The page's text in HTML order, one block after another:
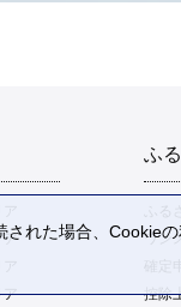
ア
ア
ふ
ふ
ワン
控除
れた場合、Cookie